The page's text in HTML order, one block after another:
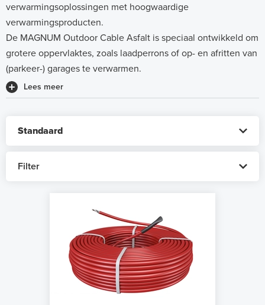
verwarmingsoplossingen met hoogwaardige
verwarmingsproducten.
De MAGNUM Outdoor Cable Asfalt is speciaal ontwikkeld om
grotere oppervlaktes, zoals laadperrons of op- en afritten van
(parkeer-) garages te verwarmen.
Lees meer
Filter